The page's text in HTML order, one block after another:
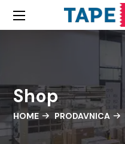
Shop
HOME PRODAVNICA